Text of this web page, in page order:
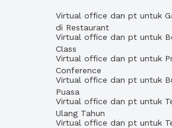
Virtual office dan pt untuk
di Restaurant
Virtual office dan pt untuk
Class
Virtual office dan pt untuk
Conference
Virtual office dan pt untuk
Puasa
Virtual office dan pt untuk
Ulang Tahun
Virtual office dan pt untuk